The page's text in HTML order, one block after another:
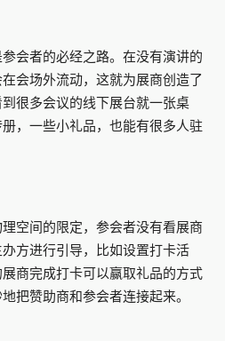
会者的必经之路。在没有演讲的
会场外流动，这就为展商创造了
很多会议的线下展台就一张桌
，一些小礼品，也能有很多人驻
空间的限定，参会者没有看展商
方进行引导，比如设置打卡活
商完成打卡可以赢取礼品的方式
把赞助商和参会者连接起来。